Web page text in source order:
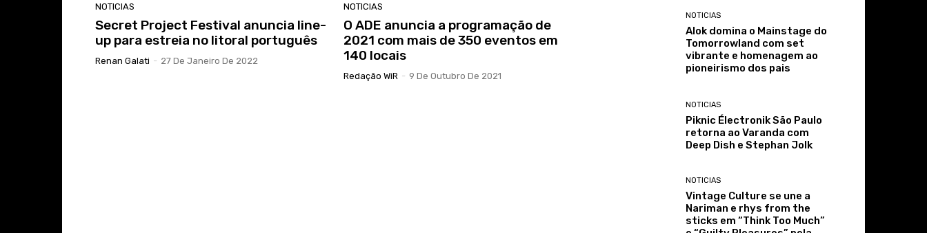
NOTICIAS
Secret Project Festival anuncia line-
up para estreia no litoral português
Renan Galati - 27 De Janeiro De 2022
NOTICIAS
O ADE anuncia a programação de
2021 com mais de 350 eventos em
140 locais
Redação WiR - 9 De Outubro De 2021
NOTICIAS
Alok domina o Mainstage do
Tomorrowland com set
vibrante e homenagem ao
pioneirismo dos pais
NOTICIAS
Piknic Électronik São Paulo
retorna ao Varanda com
Deep Dish e Stephan Jolk
NOTICIAS
Vintage Culture se une a
Nariman e rhys from the
sticks em “Think Too Much”